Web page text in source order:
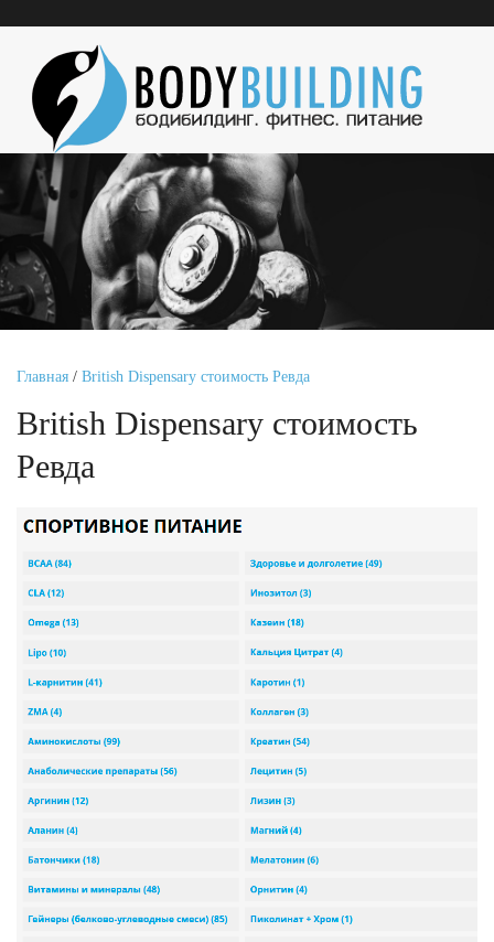
Главная / British Dispensary стоимость Ревда
British Dispensary стоимость
Ревда